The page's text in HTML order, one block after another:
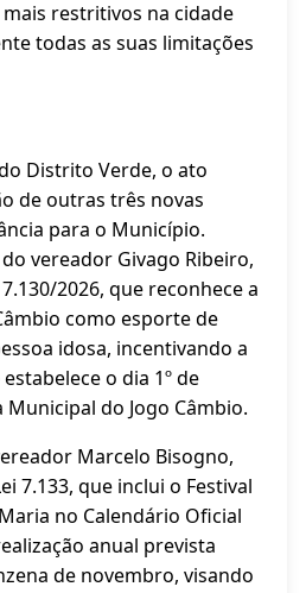
restritivos na cidade
todas as suas limitações
Distrito Verde, o ato
de outras três novas
para o Município.
vereador Givago Ribeiro,
2026, que reconhece a
como esporte de
idosa, incentivando a
o dia 1º de
do Jogo Câmbio.
Marcelo Bisogno,
7.133, que inclui o Festival
no Calendário Oficial
anual prevista
de novembro, visando